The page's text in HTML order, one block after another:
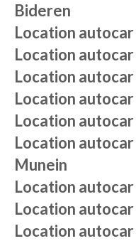
Bideren
Location autocar
Location autocar
Location autocar
Location autocar
Location autocar
Location autocar
Munein
Location autocar
Location autocar
Location autocar